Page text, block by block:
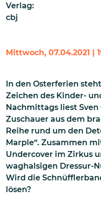
Verlag:
cbj
Mittwoch, 07.04.2021 |
In den Osterferien
Zeichen des Kinder-
Nachmittags liest
Zuschauer aus dem
Reihe rund um den
Marple“. Zusammen
Undercover im Zirkus
waghalsigen Dressur-
Wird die
lösen?